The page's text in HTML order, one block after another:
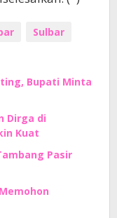
Sulbar
Bupati Minta
Dirga di
Kuat
Pasir